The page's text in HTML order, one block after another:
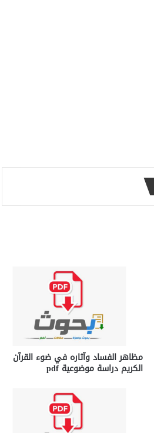
مظاهر الفساد وآثاره في ضوء القرآن
الكريم دراسة موضوعية pdf